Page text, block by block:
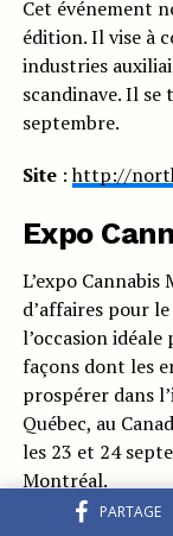
PARTAGE
Cet événement
édition. Il vise à
industries
scandinave. Il se
septembre.
Site :http://
Expo
L’expo
d’affaires pour
l’occasion
façons dont les
prospérer dans
Québec, au
les 23 et 24
Montréal.